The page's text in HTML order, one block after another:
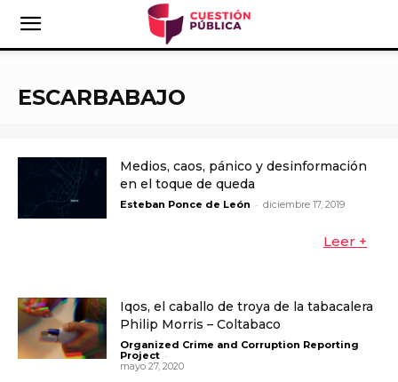
ESCARBABAJO
Medios, caos, pánico y desinformación
en el toque de queda
Esteban Ponce de León - diciembre 17, 2019
Leer +
Iqos, el caballo de troya de la tabacalera
Philip Morris – Coltabaco
Organized Crime and Corruption Reporting
Project -
mayo 27, 2020